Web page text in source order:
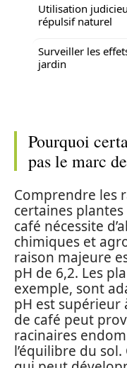
Utilisation
répulsif naturel
Surveiller les
jardin
Pourquoi
pas le marc
Comprendre les
certaines
café nécessite
chimiques et
raison majeure
pH de 6,2. Les
exemple, sont
pH est supérieur
de café peut
racinaires
l’équilibre du sol.